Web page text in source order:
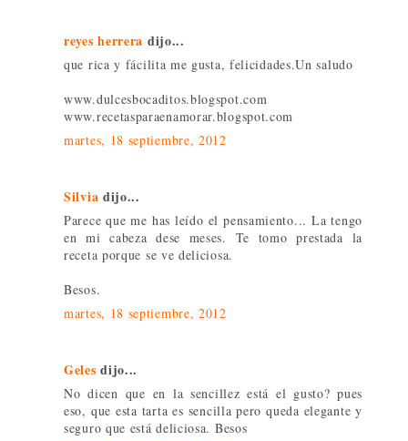
reyes herrera dijo...
que rica y fácilita me gusta, felicidades.Un saludo
www.dulcesbocaditos.blogspot.com
www.recetasparaenamorar.blogspot.com
martes, 18 septiembre, 2012
Silvia dijo...
Parece que me has leído el pensamiento... La tengo
en mi cabeza dese meses. Te tomo prestada la
receta porque se ve deliciosa.
Besos.
martes, 18 septiembre, 2012
Geles dijo...
No dicen que en la sencillez está el gusto? pues
eso, que esta tarta es sencilla pero queda elegante y
seguro que está deliciosa. Besos